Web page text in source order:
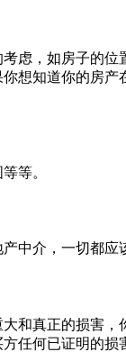
虑，如房子的
想知道你的房
等。
中介，一切都应
和真正的损害
任何已证明的